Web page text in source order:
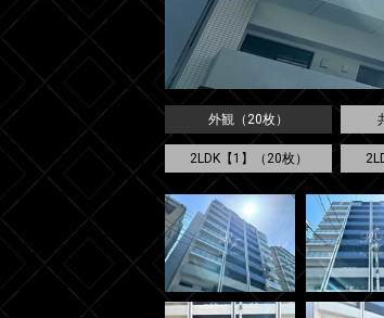
外観（20枚）
2LDK【1】（20枚）